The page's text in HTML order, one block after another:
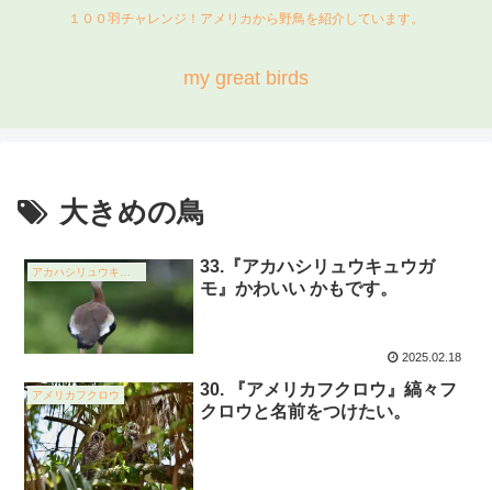
１００羽チャレンジ！アメリカから野鳥を紹介しています。
my great birds
大きめの鳥
33.『アカハシリュウキュウガ
モ』かわいい かもです。
2025.02.18
アメリカフクロウ
30. 『アメリカフクロウ』縞々フ
クロウと名前をつけたい。